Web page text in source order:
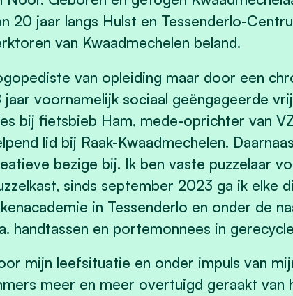
20 jaar langs Hulst en Tessenderlo-
van Kwaadmechelen beland.
van opleiding maar door een
jaar voornamelijk sociaal geëngageerde
bij fietsbieb Ham, mede-oprichter van
lid bij Raak-Kwaadmechelen.
bezige bij. Ik ben vaste puzzelaar
sinds september 2023 ga ik elke
in Tessenderlo en onder de
handtassen en portemonnees in
mijn leefsituatie en onder impuls van
meer en meer overtuigd geraakt van